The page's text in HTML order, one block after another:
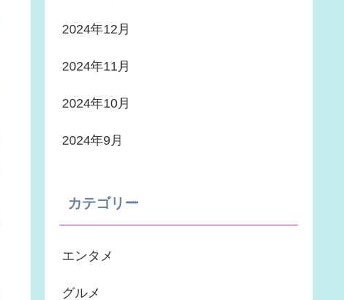
2024年12月
2024年11月
2024年10月
2024年9月
カテゴリー
エンタメ
グルメ